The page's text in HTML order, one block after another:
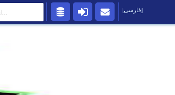
[فارسی]